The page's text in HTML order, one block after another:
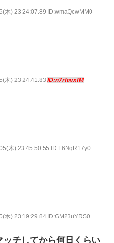
木) 23:24:07.89 ID:wmaQcwMM0
木) 23:24:41.83 ID:n7rfnvxfM
木) 23:45:50.55 ID:L6NqR17y0
木) 23:19:29.84 ID:GM23uYRS0
チしてから何日くらい